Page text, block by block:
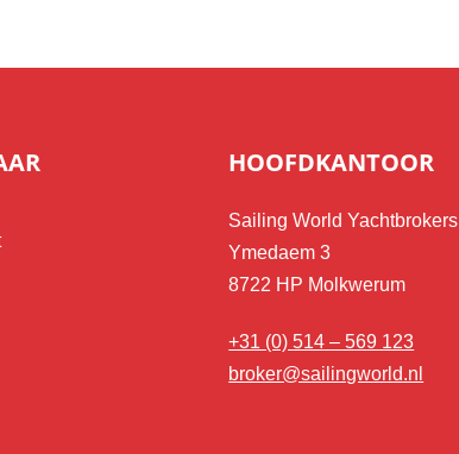
HOOFDKANTOOR
Sailing World Yachtbrokers
Ymedaem 3
8722 HP Molkwerum
+31 (0) 514 – 569 123
broker@sailingworld.nl